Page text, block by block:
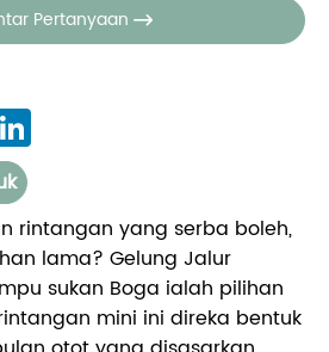
Pertanyaan 
rintangan yang serba boleh,
lama? Gelung Jalur
sukan Boga ialah pilihan
mini ini direka bentuk